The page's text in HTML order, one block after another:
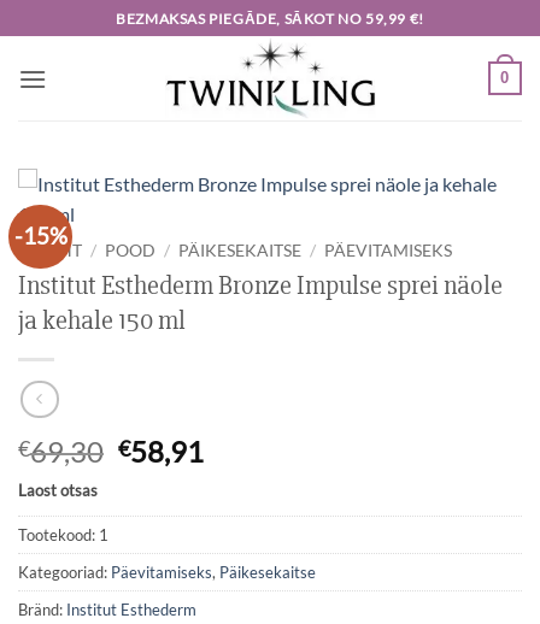
to
content
BEZMAKSAS PIEGĀDE, SĀKOT NO 59,99 €!
0
-15%
ESILEHT / POOD / PÄIKESEKAITSE / PÄEVITAMISEKS
Institut Esthederm Bronze Impulse sprei näole
ja kehale 150 ml
€69,30 Algne
hind
oli:
€58,91Current
is:
Laost otsas
Tootekood: 1
Kategooriad: Päevitamiseks, Päikesekaitse
Bränd: Institut Esthederm